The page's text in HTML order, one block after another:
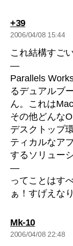
+39の
発
2006/04/08 15:44
これ結構すご
—
Parallels
るデュアルブ
ん。これは
その他どんな
デスクトップ
ティカルなア
するソリュー
—
ってことはす
ぁ！すげえなり
Mk-10の
発
2006/04/08 22:48